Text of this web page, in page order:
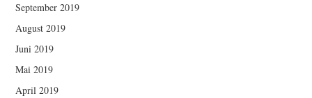
September 2019
August 2019
Juni 2019
Mai 2019
April 2019